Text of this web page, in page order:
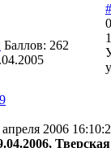
Баллов: 262
0
апреля 2006